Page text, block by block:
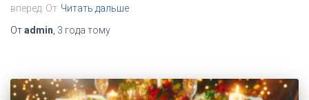
вперед. От Читать дальше
Отadmin, 3 года тому